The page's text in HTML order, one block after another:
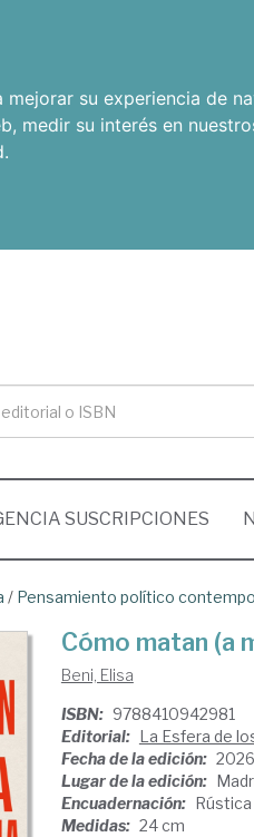
su experiencia de
, medir su interés en
.
SUSCRIPCIONES
/ Pensamiento político
Cómo matan (a
Beni, Elisa
ISBN: 9788410942981
Editorial: La Esfera de
Fecha de la edición: 2026
Lugar de la edición:
Encuadernación: Rústica
Medidas: 24 cm